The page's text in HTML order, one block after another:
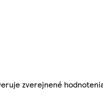
zverejnené